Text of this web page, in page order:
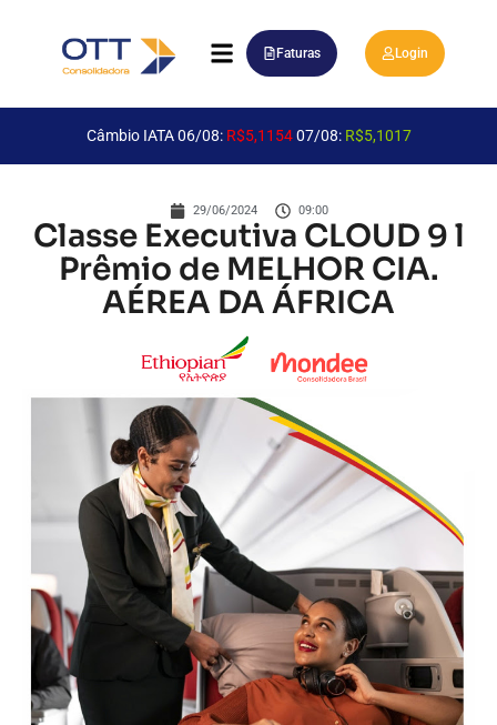
Faturas Login
Câmbio IATA 06/08: R$5,115407/08: R$5,1017
29/06/2024 09:00
Classe Executiva CLOUD 9 l
Prêmio de MELHOR CIA.
AÉREA DA ÁFRICA